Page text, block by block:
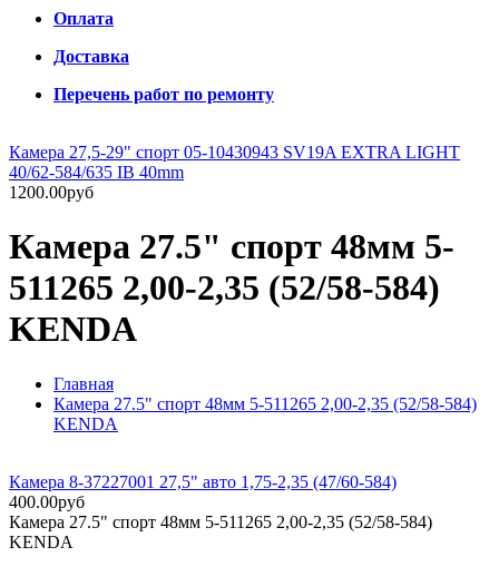
Оплата
Доставка
Перечень работ по ремонту
Камера 27,5-29" спорт 05-10430943 SV19A EXTRA LIGHT
40/62-584/635 IB 40mm
1200.00руб
Камера 27.5" спорт 48мм 5-
511265 2,00-2,35 (52/58-584)
KENDA
Главная
Камера 27.5" спорт 48мм 5-511265 2,00-2,35 (52/58-584)
KENDA
Камера 8-37227001 27,5" авто 1,75-2,35 (47/60-584)
400.00руб
Камера 27.5" спорт 48мм 5-511265 2,00-2,35 (52/58-584)
KENDA